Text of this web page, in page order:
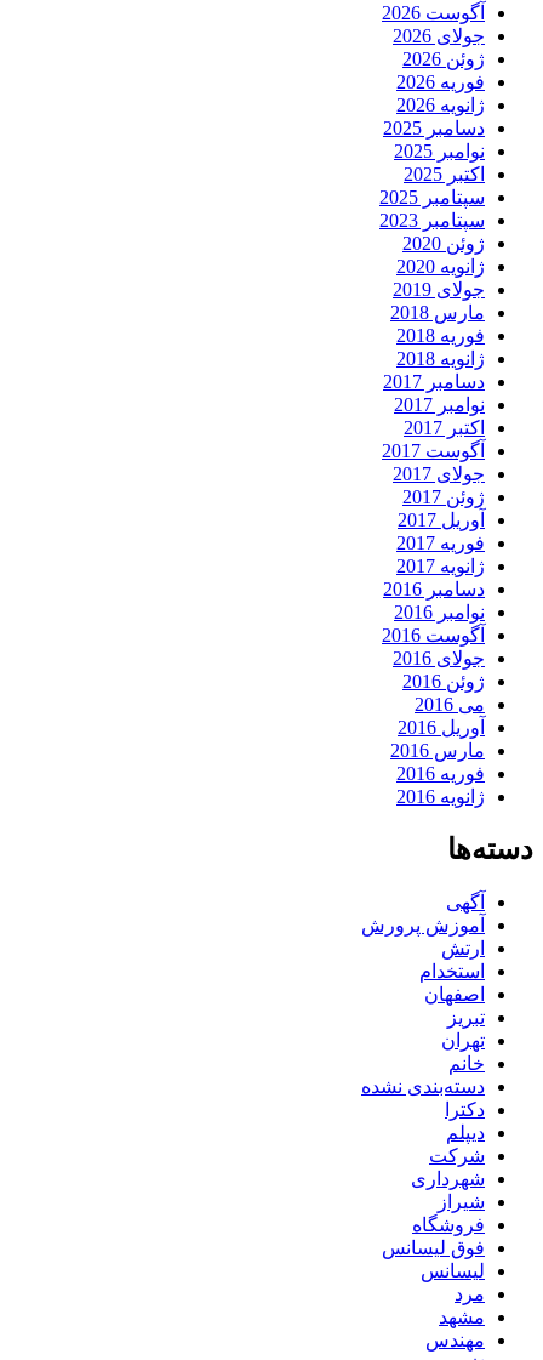
آگوست 2026
جولای 2026
ژوئن 2026
فوریه 2026
ژانویه 2026
دسامبر 2025
نوامبر 2025
اکتبر 2025
سپتامبر 2025
سپتامبر 2023
ژوئن 2020
ژانویه 2020
جولای 2019
مارس 2018
فوریه 2018
ژانویه 2018
دسامبر 2017
نوامبر 2017
اکتبر 2017
آگوست 2017
جولای 2017
ژوئن 2017
آوریل 2017
فوریه 2017
ژانویه 2017
دسامبر 2016
نوامبر 2016
آگوست 2016
جولای 2016
ژوئن 2016
می 2016
آوریل 2016
مارس 2016
فوریه 2016
ژانویه 2016
دسته‌ها
آگهی
آموزش پرورش
ارتش
استخدام
اصفهان
تبریز
تهران
خانم
دسته‌بندی نشده
دکترا
دیپلم
شرکت
شهرداری
شیراز
فروشگاه
فوق لیسانس
لیسانس
مرد
مشهد
مهندس